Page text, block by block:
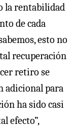
la rentabilidad
de cada
esto no
recuperación
retiro se
adicional para
ha sido casi
efecto”,